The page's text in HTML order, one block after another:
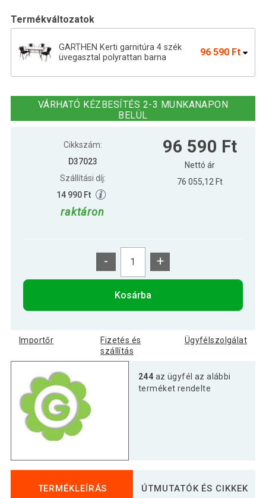
Termékváltozatok
GARTHEN Kerti garnitúra 4 szék
üvegasztal polyrattan barna
96 590 Ft
VÁRHATÓ KÉZBESÍTÉS 2-3 MUNKANAPON
BELÜL
Cikkszám:
D37023
Szállítási díj:
14 990 Ft
raktáron
96 590 Ft
Nettó ár
76 055,12 Ft
- +
Kosárba
Importőr
Fizetés és
szállítás
Ügyfélszolgálat
244 az ügyfél az alábbi
terméket rendelte
TERMÉKLEÍRÁS ÚTMUTATÓK ÉS CIKKEK